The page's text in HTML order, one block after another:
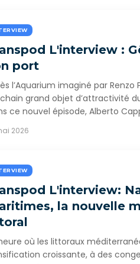
L'interview :
port
l’Aquarium imaginé par Renzo
grand objet d’attractivité
ce nouvel épisode, Alberto
2026
L'interview:
la nouvelle
où les littoraux
croissante, à des